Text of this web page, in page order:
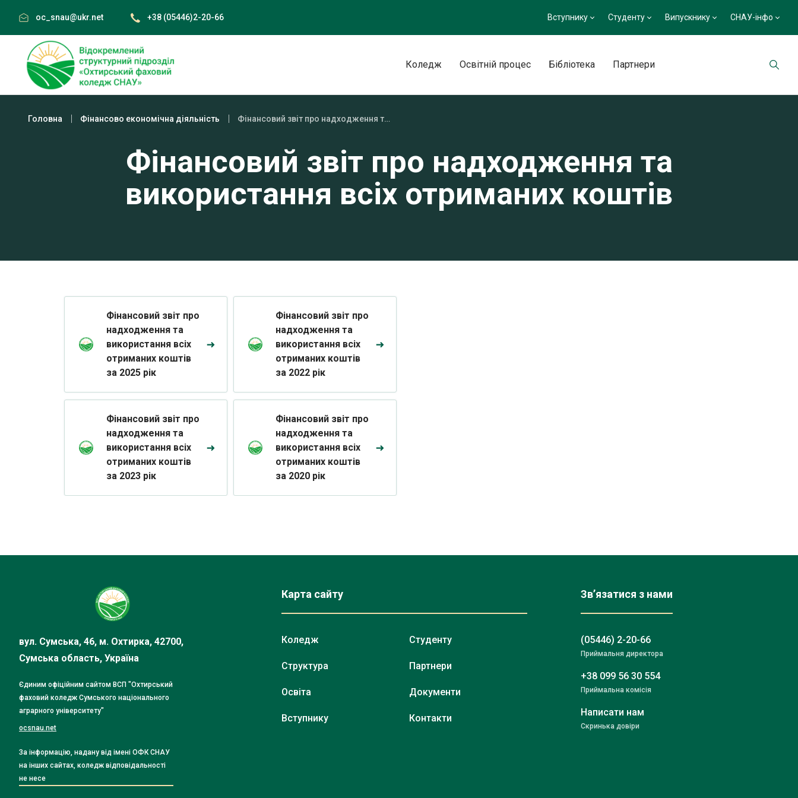
content
oc_snau@ukr.net +38 (05446)2-20-66 Вступнику Студенту Випускнику СНАУ-інфо
Коледж Освітній процес Бібліотека Партнери
Головна Фінансово економічна діяльність Фінансовий звіт про надходження та використання всіх отриманих коштів
Фінансовий звіт про надходження та
використання всіх отриманих коштів
Фінансовий звіт про
надходження та
використання всіх
отриманих коштів
за 2025 рік
Фінансовий звіт про
надходження та
використання всіх
отриманих коштів
за 2023 рік
Фінансовий звіт про
надходження та
використання всіх
отриманих коштів
за 2022 рік
Фінансовий звіт про
надходження та
використання всіх
отриманих коштів
за 2020 рік
вул. Сумська, 46, м. Охтирка, 42700,
Сумська область, Україна
Єдиним офіційним сайтом ВСП "Охтирський
фаховий коледж Сумського національного
аграрного університету"
ocsnau.net
За інформацію, надану від імені ОФК СНАУ
на інших сайтах, коледж відповідальності
не несе
Карта сайту
Коледж
Структура
Освіта
Вступнику
Студенту
Партнери
Документи
Контакти
Зв’язатися з нами
(05446) 2-20-66
Приймальня директора
+38 099 56 30 554
Приймальна комісія
Написати нам
Скринька довіри